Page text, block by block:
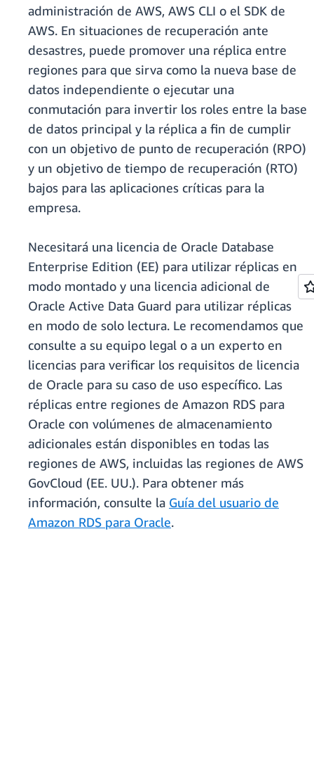
administración de AWS, AWS CLI o el SDK de
AWS. En situaciones de recuperación ante
desastres, puede promover una réplica entre
regiones para que sirva como la nueva base de
datos independiente o ejecutar una
conmutación para invertir los roles entre la base
de datos principal y la réplica a fin de cumplir
con un objetivo de punto de recuperación (RPO)
y un objetivo de tiempo de recuperación (RTO)
bajos para las aplicaciones críticas para la
empresa.
Necesitará una licencia de Oracle Database
Enterprise Edition (EE) para utilizar réplicas en
modo montado y una licencia adicional de
Oracle Active Data Guard para utilizar réplicas
en modo de solo lectura. Le recomendamos que
consulte a su equipo legal o a un experto en
licencias para verificar los requisitos de licencia
de Oracle para su caso de uso específico. Las
réplicas entre regiones de Amazon RDS para
Oracle con volúmenes de almacenamiento
adicionales están disponibles en todas las
regiones de AWS, incluidas las regiones de AWS
GovCloud (EE. UU.). Para obtener más
información, consulte la Guía del usuario de
Amazon RDS para Oracle.